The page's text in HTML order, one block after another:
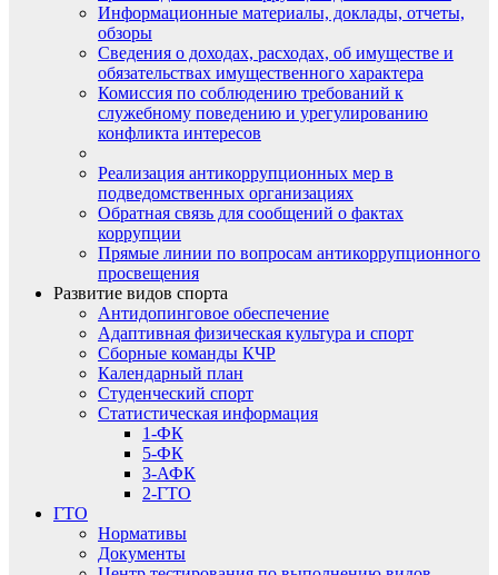
Информационные материалы, доклады, отчеты,
обзоры
Сведения о доходах, расходах, об имуществе и
обязательствах имущественного характера
Комиссия по соблюдению требований к
служебному поведению и урегулированию
конфликта интересов
Реализация антикоррупционных мер в
подведомственных организациях
Обратная связь для сообщений о фактах
коррупции
Прямые линии по вопросам антикоррупционного
просвещения
Развитие видов спорта
Антидопинговое обеспечение
Адаптивная физическая культура и спорт
Сборные команды КЧР
Календарный план
Студенческий спорт
Статистическая информация
1-ФК
5-ФК
3-АФК
2-ГТО
ГТО
Нормативы
Документы